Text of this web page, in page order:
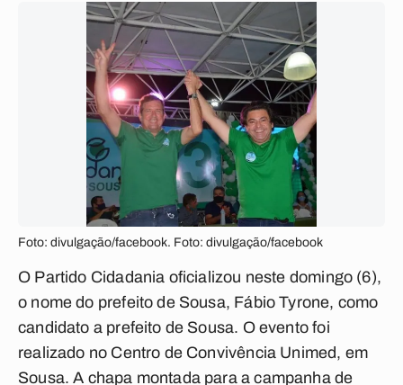
Foto: divulgação/facebook. Foto: divulgação/facebook
O Partido Cidadania oficializou neste domingo (6),
o nome do prefeito de Sousa, Fábio Tyrone, como
candidato a prefeito de Sousa. O evento foi
realizado no Centro de Convivência Unimed, em
Sousa. A chapa montada para a campanha de